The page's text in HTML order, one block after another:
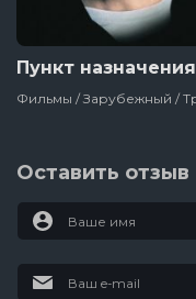
Пункт назначения
Оставить отзыв